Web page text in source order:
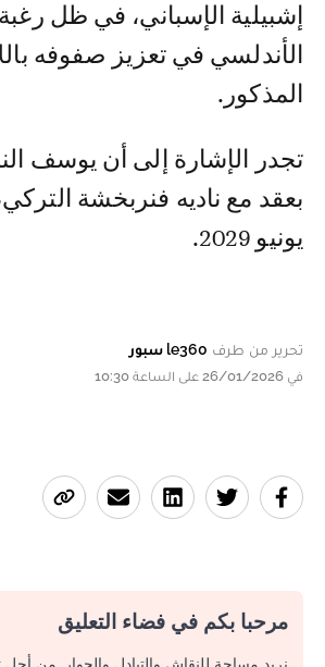
إشبيلية الإسباني، في ظل
الأندلسي في تعزيز صفوفه
المذكور.
تجدر الإشارة إلى أن يوسف
يونيو 2029.
تحرير من طرف le360 سبور
في 26/01/2026 على الساعة 10:30
مرحبا بكم في فضاء التعليق
نريد مساحة للنقاش والتبادل والحوار. من